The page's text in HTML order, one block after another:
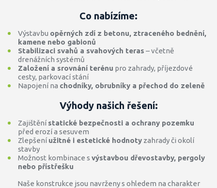
Co nabízíme:
Výstavbu opěrných zdí z betonu, ztraceného bednění,
kamene nebo gabionů
Stabilizaci svahů a svahových teras – včetně
drenážních systémů
Založení a srovnání terénu pro zahrady, příjezdové
cesty, parkovací stání
Napojení na chodníky, obrubníky a přechod do zeleně
Výhody našich řešení:
Zajištění statické bezpečnosti a ochrany pozemku
před erozí a sesuvem
Zlepšení užitné i estetické hodnoty zahrady či okolí
stavby
Možnost kombinace s výstavbou dřevostavby, pergoly
nebo přístřešku
Naše konstrukce jsou navrženy s ohledem na charakter